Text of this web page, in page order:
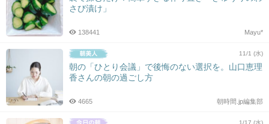
さび漬け」
Mayu*
138441
11/1 (水)
朝の「ひとり会議」で後悔のない選択を。山口恵理
香さんの朝の過ごし方
朝時間.jp編集部
4665
1/17 (水)